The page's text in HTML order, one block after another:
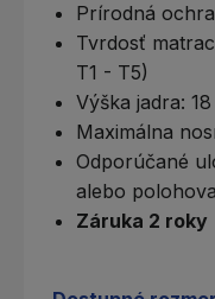
Prírodná
Tvrdosť
T1 - T5)
Výška jadra:
Maximálna
Odporúčané
alebo
Záruka 2 roky